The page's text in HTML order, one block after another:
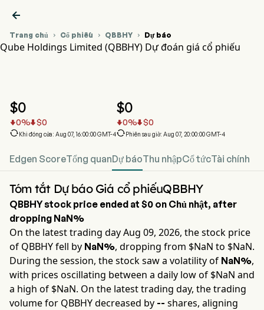

Trang chủ  Cổ phiếu  QBBHY  Dự báo
Qube Holdings Limited (QBBHY) Dự đoán giá cổ phiếu
$0
0% $0
Khi đóng cửa: Aug 07, 16:00:00 GMT-4
$0
0% $0
Phiên sau giờ: Aug 07, 20:00:00 GMT-4
Edgen ScoreTổng quanDự báoThu nhậpCổ tứcTài chính
Tóm tắt Dự báo Giá cổ phiếuQBBHY
QBBHYstock price ended at $0 on Chủ nhật, after
dropping NaN%
On the latest trading dayAug 09, 2026, the stock price
of QBBHYfell by NaN%, dropping from $NaN to $NaN.
During the session, the stock saw a volatility of NaN%,
with prices oscillating between a daily low of $NaN and
a high of $NaN. On the latest trading day, the trading
volume for QBBHYdecreased by -- shares, aligning